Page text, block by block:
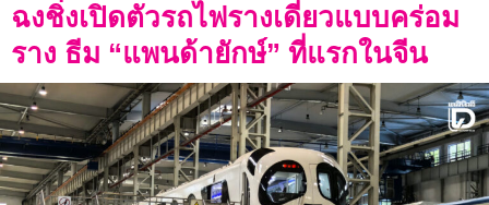
ฉงชิ่งเปิดตัวรถไฟรางเดี่ยวแบบคร่อม
ราง ธีม “แพนด้ายักษ์” ที่แรกในจีน